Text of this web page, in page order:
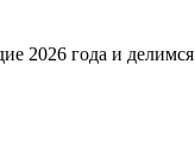
2026 года и делимся